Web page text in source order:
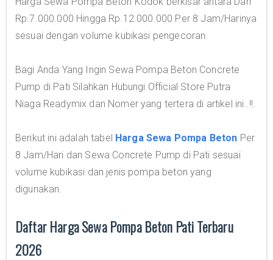
Rp.7.000.000 Hingga Rp.12.000.000 Per 8 Jam/Harinya
sesuai dengan volume kubikasi pengecoran.
Bagi Anda Yang Ingin Sewa Pompa Beton Concrete
Pump di Pati Silahkan Hubungi Official Store Putra
Niaga Readymix dan Nomer yang tertera di artikel ini..!!.
Berikut ini adalah tabel Harga Sewa Pompa Beton Per
8 Jam/Hari dan Sewa Concrete Pump di Pati sesuai
volume kubikasi dan jenis pompa beton yang
digunakan.
Daftar Harga Sewa Pompa Beton Pati Terbaru
2026